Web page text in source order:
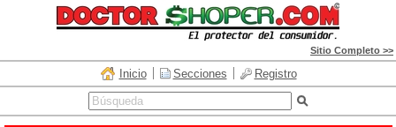
Sitio Completo >>
Inicio Secciones Registro